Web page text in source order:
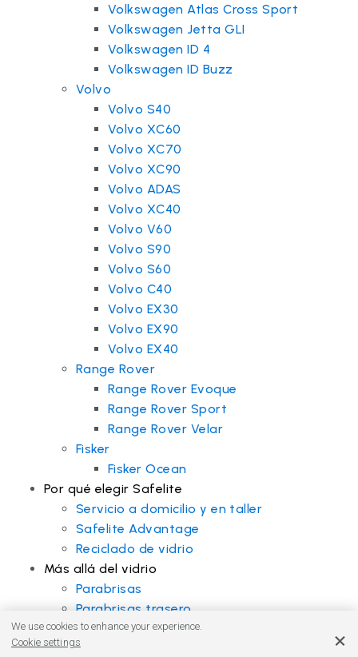
Volkswagen Atlas Cross Sport
Volkswagen Jetta GLI
Volkswagen ID 4
Volkswagen ID Buzz
Volvo
Volvo S40
Volvo XC60
Volvo XC70
Volvo XC90
Volvo ADAS
Volvo XC40
Volvo V60
Volvo S90
Volvo S60
Volvo C40
Volvo EX30
Volvo EX90
Volvo EX40
Range Rover
Range Rover Evoque
Range Rover Sport
Range Rover Velar
Fisker
Fisker Ocean
Por qué elegir Safelite
Servicio a domicilio y en taller
Safelite Advantage
Reciclado de vidrio
Más allá del vidrio
Parabrisas
Parabrisas trasero
Vidrio lateral
Ventanilla delantera
We use cookies to enhance your experience.
Cookie settings